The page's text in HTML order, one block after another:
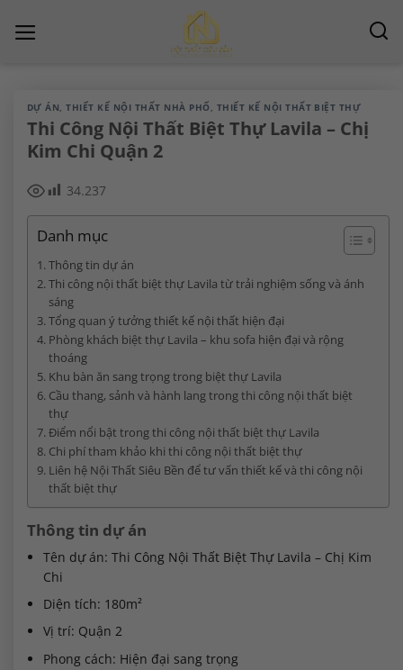
đến
DỰ ÁN,THIẾT KẾ NỘI THẤT NHÀ PHỐ , THIẾT KẾ NỘI THẤT BIỆT THỰ
Thi Công Nội Thất Biệt Thự Lavila – Chị
Kim Chi Quận 2
34.237
Danh mục
Thông tin dự án
Thi công nội thất biệt thự Lavila từ trải nghiệm sống và ánh
sáng
Tổng quan ý tưởng thiết kế nội thất hiện đại
Phòng khách biệt thự Lavila – khu sofa hiện đại và rộng
thoáng
Khu bàn ăn sang trọng trong biệt thự Lavila
Cầu thang, sảnh và hành lang trong thi công nội thất biệt
thự
Điểm nổi bật trong thi công nội thất biệt thự Lavila
Chi phí tham khảo khi thi công nội thất biệt thự
Liên hệ Nội Thất Siêu Bền để tư vấn thiết kế và thi công nội
thất biệt thự
Thông tin dự án
Tên dự án: Thi Công Nội Thất Biệt Thự Lavila – Chị Kim
Chi
Diện tích: 180m²
Vị trí: Quận 2
Phong cách: Hiện đại sang trọng